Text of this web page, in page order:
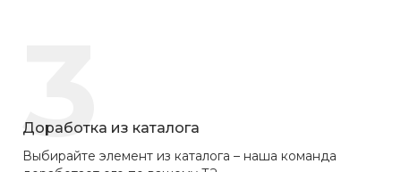
3
Доработка из каталога
Выбирайте элемент из каталога – наша команда